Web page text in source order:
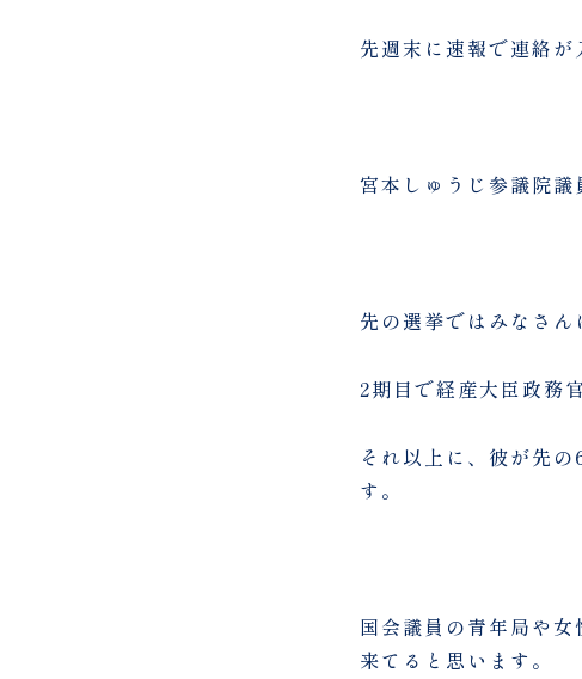
先週末に速報で連絡が
宮本しゅうじ 参議院議
先の選挙ではみなさん
2期目で経産大臣政務
それ以上に、彼が先
す。
国会議員の青年局や
来てると思います。